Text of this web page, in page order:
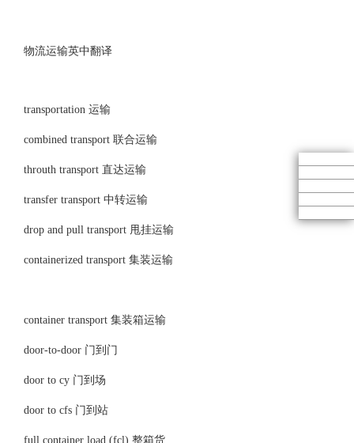
物流运输英中翻译
transportation 运输
combined transport 联合运输
throuth transport 直达运输
transfer transport 中转运输
drop and pull transport 甩挂运输
containerized transport 集装运输
container transport 集装箱运输
door-to-door 门到门
door to cy 门到场
door to cfs 门到站
full container load (fcl) 整箱货